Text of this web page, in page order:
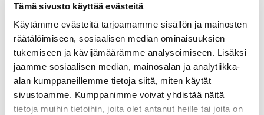
Tämä sivusto käyttää evästeitä
Käytämme evästeitä tarjoamamme sisällön ja mainosten
räätälöimiseen, sosiaalisen median ominaisuuksien
tukemiseen ja kävijämäärämme analysoimiseen. Lisäksi
jaamme sosiaalisen median, mainosalan ja analytiikka-
alan kumppaneillemme tietoja siitä, miten käytät
sivustoamme. Kumppanimme voivat yhdistää näitä
tietoja muihin tietoihin, joita olet antanut heille tai joita on
Aiemmassa Suomen ympäristökeskuksen viime
vuonna toteuttamassa laskennassa saatiin tietoa
kulutuksen kasvihuonekaasupäästöistä vuosilta
2015 ja 2019. Tämänkertaisessa Sitowisen ja
Luonnonvarakeskuksen toteuttamassa hankkeessa
laskettiin tarkennetuin tiedoin kulutuksen
aiheuttamia päästöjä vuodelta 2024.